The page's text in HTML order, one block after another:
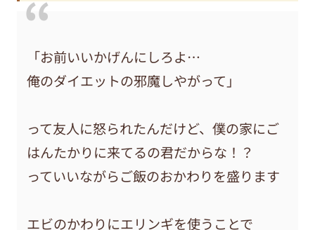
「お前いいかげんにしろよ…
俺のダイエットの邪魔しやがって」
って友人に怒られたんだけど、僕の家にご
はんたかりに来てるの君だからな！？
っていいながらご飯のおかわりを盛ります
エビのかわりにエリンギを使うことで